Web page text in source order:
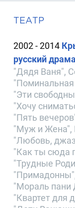
ТЕАТР
2002 - 2014
русский
"Дядя Ваня",
"Эти
"Хочу
"Пять
"Муж и Жена",
"Любовь,
"Как ты сюда
"Трудные
"Мораль пани
"Квартет для